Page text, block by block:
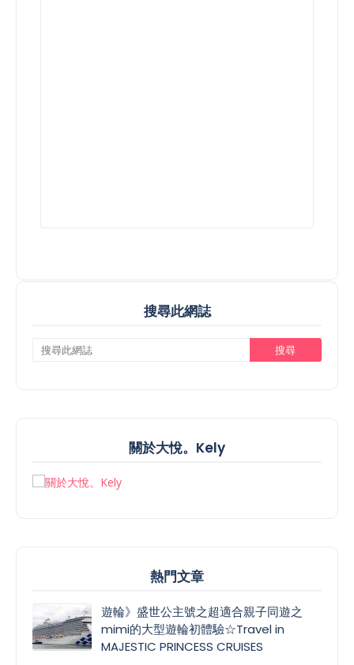
搜尋此網誌
關於大悅。Kely
熱門文章
遊輪》盛世公主號之超適合親子同遊之
mimi的大型遊輪初體驗☆Travel in
MAJESTIC PRINCESS CRUISES